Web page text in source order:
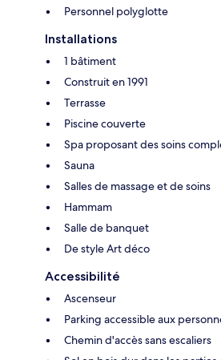
Personnel polyglotte
Installations
1 bâtiment
Construit en 1991
Terrasse
Piscine couverte
Spa proposant des soins
Sauna
Salles de massage et de soins
Hammam
Salle de banquet
De style Art déco
Accessibilité
Ascenseur
Parking accessible aux
Chemin d'accès sans escaliers